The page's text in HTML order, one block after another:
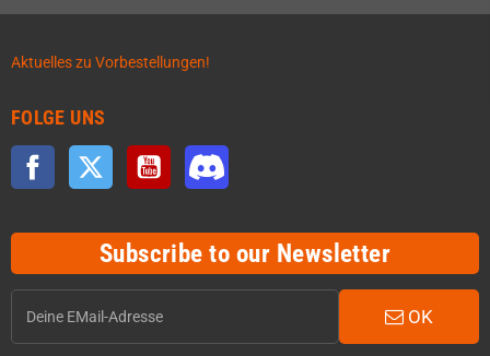
Aktuelles zu Vorbestellungen!
FOLGE UNS
Facebook Twitter YouTube
Subscribe to our Newsletter
OK